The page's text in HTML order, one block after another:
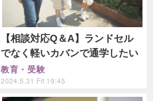
【相談対応Q＆A】ランドセル
でなく軽いカバンで通学したい
教育・受験
2024.5.31 Fri 19:45